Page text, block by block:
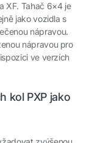
XF. Tahač 6×4 je
jako vozidla s
nápravou.
nápravou pro
ve verzích
kol PXP jako